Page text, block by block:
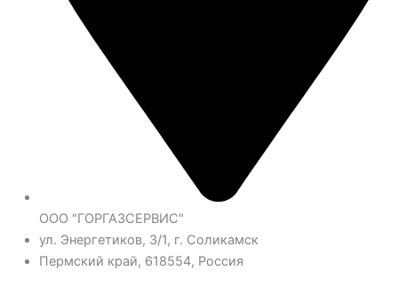
ООО "ГОРГАЗСЕРВИС"
ул. Энергетиков, 3/1, г. Соликамск
Пермский край, 618554, Россия